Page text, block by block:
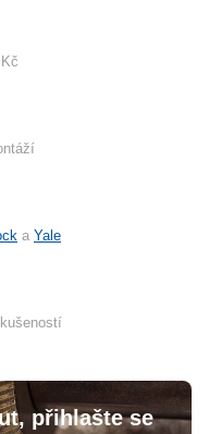
a Yale
přihlašte se